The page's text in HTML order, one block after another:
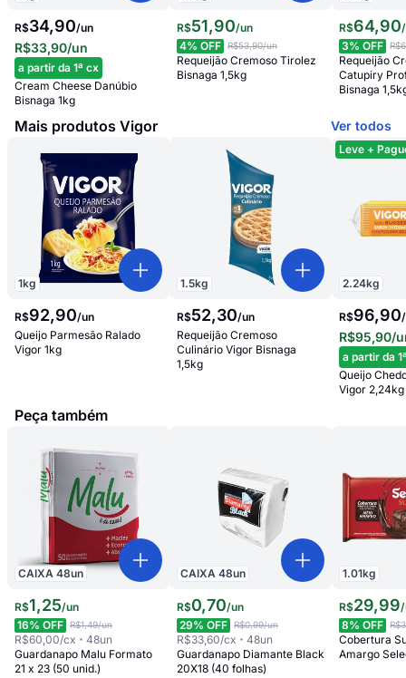
R$34,90/un
R$33,90/un
a partir da 1ª cx
Cream Cheese Danúbio
Bisnaga 1kg
R$51,90/un
4% OFF R$53,90/un
Requeijão Cremoso Tirolez
Bisnaga 1,5kg
R$64,90/
3% OFF
Requeijão
Catupiry
Bisnaga
Mais produtos Vigor Ver todos
1kg
R$92,90/un
Queijo Parmesão Ralado
Vigor 1kg
1.5kg
R$52,30/un
Requeijão Cremoso
Culinário Vigor Bisnaga
1,5kg
2.24kg
Leve +
R$96,90/
R$95,90/
a partir da
Queijo
Vigor
Peça também
CAIXA 48un
R$1,25/un
16% OFF R$1,49/un
R$60,00/cx 48un
Guardanapo Malu Formato
21 x 23 (50 unid.)
CAIXA48un
R$0,70/un
29% OFF R$0,99/un
R$33,60/cx 48un
Guardanapo Diamante Black
20X18 (40 folhas)
1.01kg
R$29,99/
8% OFF
Cobertura
Amargo